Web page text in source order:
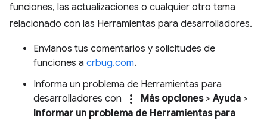
funciones, las actualizaciones o cualquier otro tema
relacionado con las Herramientas para desarrolladores.
Envíanos tus comentarios y solicitudes de
funciones a crbug.com.
Informa un problema de Herramientas para
desarrolladores con
more_vert Más opciones>Ayuda >
Informar un problema de Herramientas para